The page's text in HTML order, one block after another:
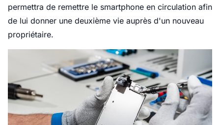
permettra de remettre le smartphone en circulation afin
de lui donner une deuxième vie auprès d'un nouveau
propriétaire.